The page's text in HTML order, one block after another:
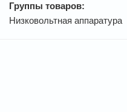
Группы товаров:
Низковольтная аппаратура